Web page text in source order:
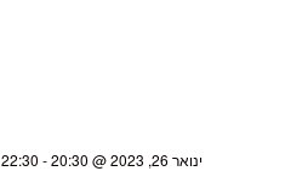
ינואר 26, 2023 @ 20:30 -
22:30